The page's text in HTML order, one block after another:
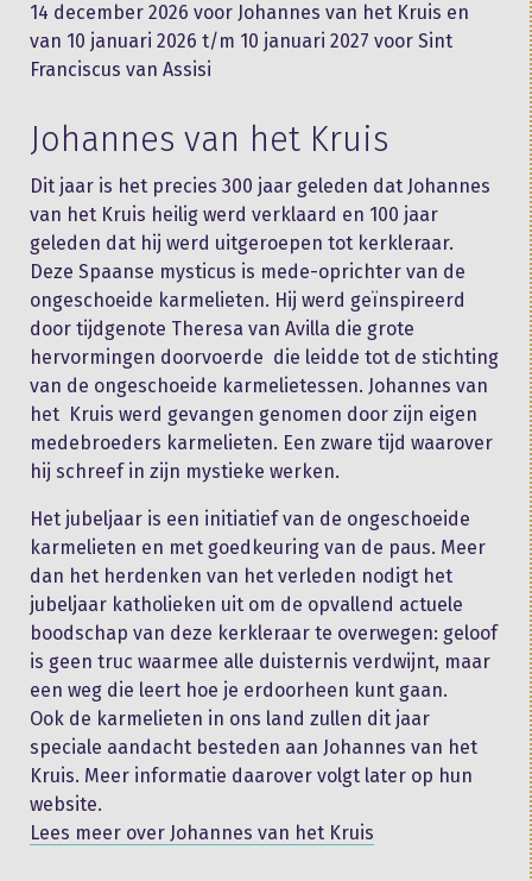
14 december 2026 voor Johannes van het Kruis en
van 10 januari 2026 t/m 10 januari 2027 voor Sint
Franciscus van Assisi
Johannes van het Kruis
Dit jaar is het precies 300 jaar geleden dat Johannes
van het Kruis heilig werd verklaard en 100 jaar
geleden dat hij werd uitgeroepen tot kerkleraar.
Deze Spaanse mysticus is mede-oprichter van de
ongeschoeide karmelieten. Hij werd geïnspireerd
door tijdgenote Theresa van Avilla die grote
hervormingen doorvoerde die leidde tot de stichting
van de ongeschoeide karmelietessen. Johannes van
het Kruis werd gevangen genomen door zijn eigen
medebroeders karmelieten. Een zware tijd waarover
hij schreef in zijn mystieke werken.
Het jubeljaar is een initiatief van de ongeschoeide
karmelieten en met goedkeuring van de paus. Meer
dan het herdenken van het verleden nodigt het
jubeljaar katholieken uit om de opvallend actuele
boodschap van deze kerkleraar te overwegen: geloof
is geen truc waarmee alle duisternis verdwijnt, maar
een weg die leert hoe je erdoorheen kunt gaan.
Ook de karmelieten in ons land zullen dit jaar
speciale aandacht besteden aan Johannes van het
Kruis. Meer informatie daarover volgt later op hun
website.
Lees meer over Johannes van het Kruis